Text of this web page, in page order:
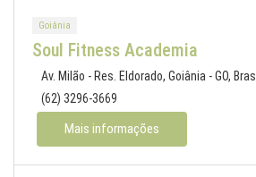
Goiânia
Soul Fitness Academia
Av. Milão - Res. Eldorado, Goiânia - GO,
(62) 3296-3669
Mais informações